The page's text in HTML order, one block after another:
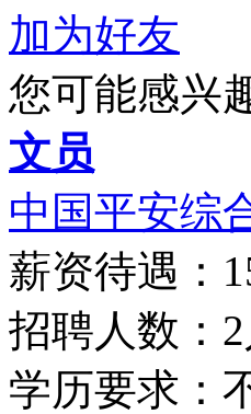
加为好友
您可能感兴
文员
中国平安综
薪资待遇：
招聘人数：2
学历要求：